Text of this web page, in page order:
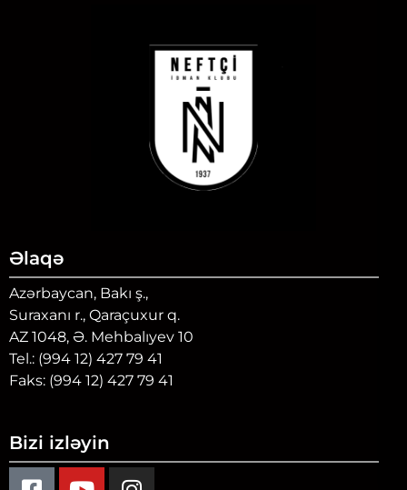
Əlaqə
Azərbaycan, Bakı ş.,
Suraxanı r., Qaraçuxur q.
AZ 1048, Ə. Mehbalıyev 10
Tel.: (994 12) 427 79 41
Faks: (994 12) 427 79 41
Bizi izləyin